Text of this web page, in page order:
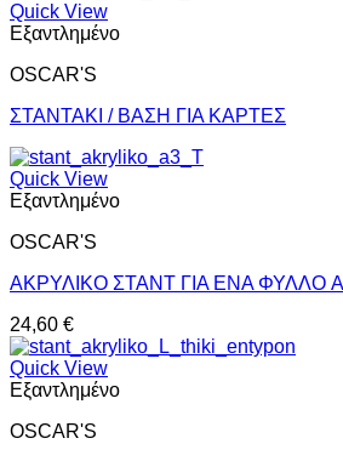
Quick View
Εξαντλημένο
OSCAR'S
ΣΤΑΝΤΑΚΙ / ΒΑΣΗ ΓΙΑ ΚΑΡΤΕΣ
Quick View
Εξαντλημένο
OSCAR'S
ΑΚΡΥΛΙΚΟ ΣΤΑΝΤ ΓΙΑ ΕΝΑ ΦΥΛΛΟ
24,60 €
Quick View
Εξαντλημένο
OSCAR'S